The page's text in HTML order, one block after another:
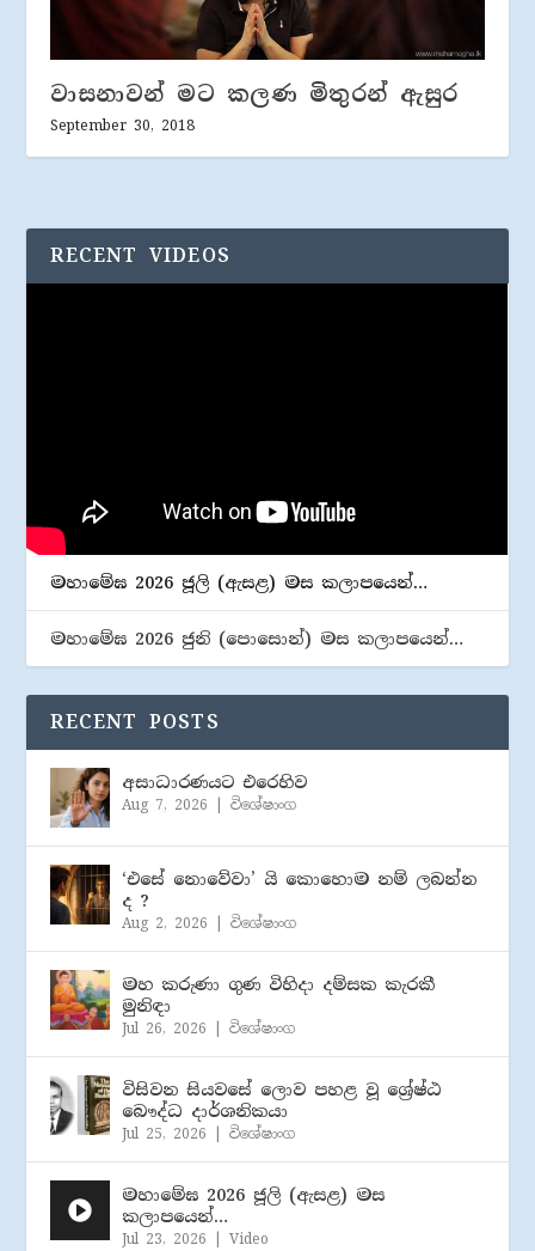
වාසනාවන් මට කලණ මිතුරන් ඇසුර
September 30, 2018
RECENT VIDEOS
මහාමේඝ 2026 ජූලි (​ඇසළ) මස කලාපයෙන්…
මහාමේඝ 2026 ජුනි (​පොසොන්) මස කලාපයෙන්…
RECENT POSTS
අසාධාරණයට එරෙහිව
Aug 7, 2026 |විශේෂාංග
‘එසේ නොවේවා’ යි කොහොම නම් ලබන්න
ද ?
Aug 2, 2026 |විශේෂාංග
මහ කරුණා ගුණ විහිදා දම්සක කැරකී
මුනිඳා
Jul 26, 2026 |විශේෂාංග
විසිවන සියවසේ ලොව පහළ වූ ශ්‍රේෂ්ඨ
බෞද්ධ දාර්ශනිකයා
Jul 25, 2026 |විශේෂාංග
මහාමේඝ 2026 ජූලි (​ඇසළ) මස
කලාපයෙන්…
Jul 23, 2026 |Video